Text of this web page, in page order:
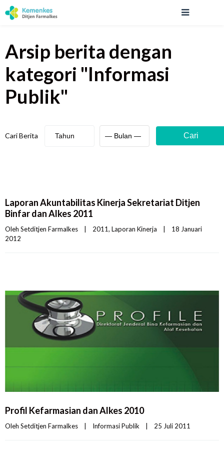
Arsip berita dengan
kategori "Informasi
Publik"
Cari Berita Cari
Laporan Akuntabilitas Kinerja Sekretariat Ditjen
Binfar dan Alkes 2011
Oleh Setditjen Farmalkes 2011, Laporan Kinerja
18 Januari
2012
Profil Kefarmasian dan Alkes 2010
Oleh Setditjen Farmalkes Informasi Publik 25 Juli 2011